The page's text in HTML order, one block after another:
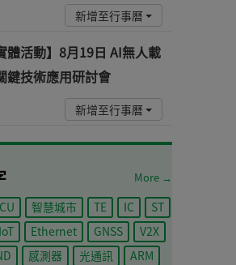
新增至行事曆
體活動】8月19日 AI無人載
鍵技術應用研討會
新增至行事曆
More →
智慧城市 TE IC
ST
Ethernet GNSS
V2X
感測器 光通訊
ARM